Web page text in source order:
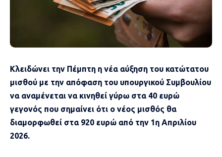
Κλειδώνει την Πέμπτη η νέα αύξηση του κατώτατου
μισθού με την απόφαση του υπουργικού Συμβουλίου
να αναμένεται να κινηθεί γύρω στα 40 ευρώ
γεγονός που σημαίνει ότι ο νέος μισθός θα
διαμορφωθεί στα 920 ευρώ από την 1η Απριλίου
2026.